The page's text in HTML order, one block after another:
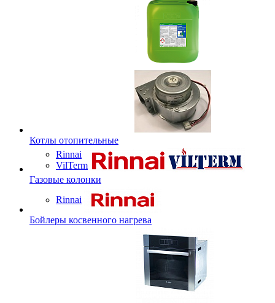
Котлы отопительные
Rinnai
VilTerm
Газовые колонки
Rinnai
Бойлеры косвенного нагрева